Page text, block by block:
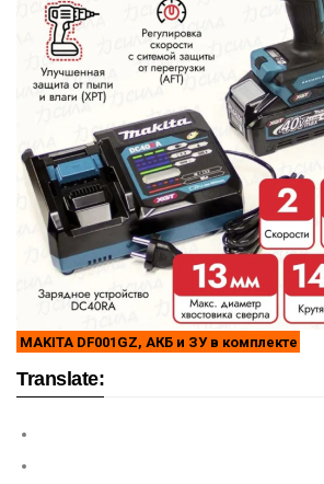
MAKITA DF001GZ, АКБ и ЗУ в комплекте
Translate: